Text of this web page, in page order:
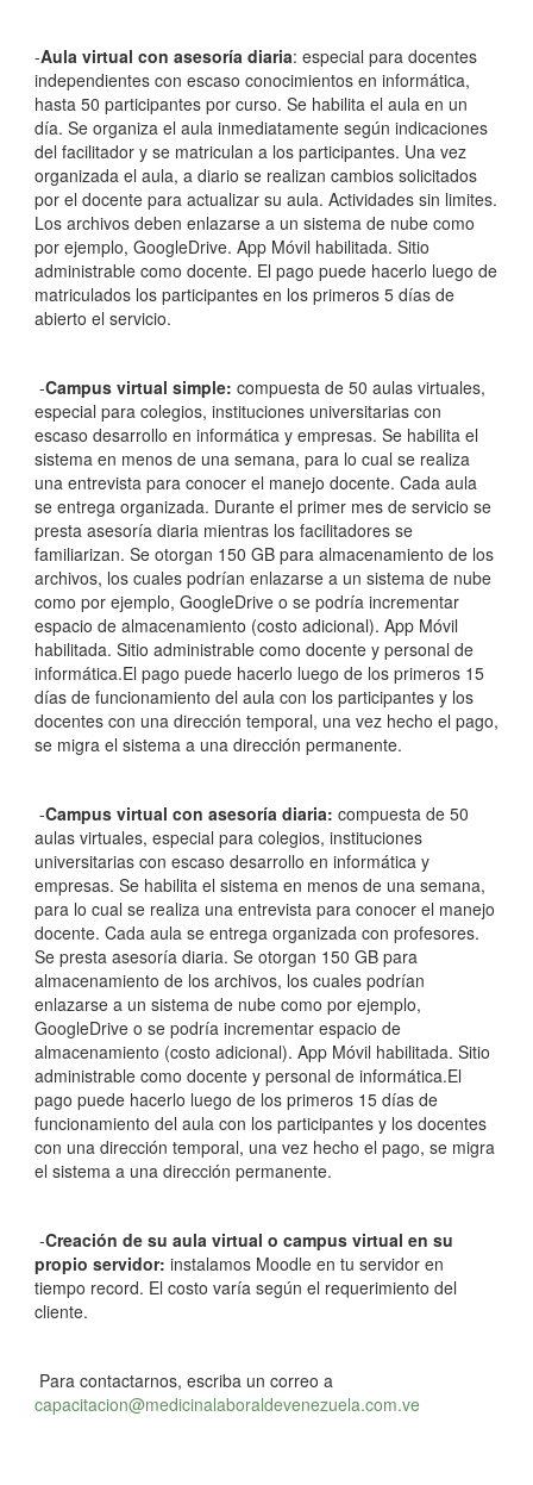
-Aula virtual con asesoría diaria: especial para docentes
independientes con escaso conocimientos en informática,
hasta 50 participantes por curso. Se habilita el aula en un
día. Se organiza el aula inmediatamente según indicaciones
del facilitador y se matriculan a los participantes. Una vez
organizada el aula, a diario se realizan cambios solicitados
por el docente para actualizar su aula. Actividades sin limites.
Los archivos deben enlazarse a un sistema de nube como
por ejemplo, GoogleDrive. App Móvil habilitada. Sitio
administrable como docente. El pago puede hacerlo luego de
matriculados los participantes en los primeros 5 días de
abierto el servicio.
-Campus virtual simple: compuesta de 50 aulas virtuales,
especial para colegios, instituciones universitarias con
escaso desarrollo en informática y empresas. Se habilita el
sistema en menos de una semana, para lo cual se realiza
una entrevista para conocer el manejo docente. Cada aula
se entrega organizada. Durante el primer mes de servicio se
presta asesoría diaria mientras los facilitadores se
familiarizan. Se otorgan 150 GB para almacenamiento de los
archivos, los cuales podrían enlazarse a un sistema de nube
como por ejemplo, GoogleDrive o se podría incrementar
espacio de almacenamiento (costo adicional). App Móvil
habilitada. Sitio administrable como docente y personal de
informática.El pago puede hacerlo luego de los primeros 15
días de funcionamiento del aula con los participantes y los
docentes con una dirección temporal, una vez hecho el pago,
se migra el sistema a una dirección permanente.
-Campus virtual con asesoría diaria: compuesta de 50
aulas virtuales, especial para colegios, instituciones
universitarias con escaso desarrollo en informática y
empresas. Se habilita el sistema en menos de una semana,
para lo cual se realiza una entrevista para conocer el manejo
docente. Cada aula se entrega organizada con profesores.
Se presta asesoría diaria. Se otorgan 150 GB para
almacenamiento de los archivos, los cuales podrían
enlazarse a un sistema de nube como por ejemplo,
GoogleDrive o se podría incrementar espacio de
almacenamiento (costo adicional). App Móvil habilitada. Sitio
administrable como docente y personal de informática.El
pago puede hacerlo luego de los primeros 15 días de
funcionamiento del aula con los participantes y los docentes
con una dirección temporal, una vez hecho el pago, se migra
el sistema a una dirección permanente.
-Creación de su aula virtual o campus virtual en su
propio servidor: instalamos Moodle en tu servidor en
tiempo record. El costo varía según el requerimiento del
cliente.
Para contactarnos, escriba un correo a
capacitacion@medicinalaboraldevenezuela.com.ve